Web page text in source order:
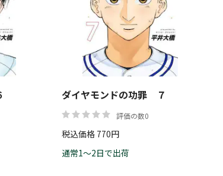
ダイヤモンドの功罪 ７
評価の数0
税込価格 770円
通常1～2日で出荷